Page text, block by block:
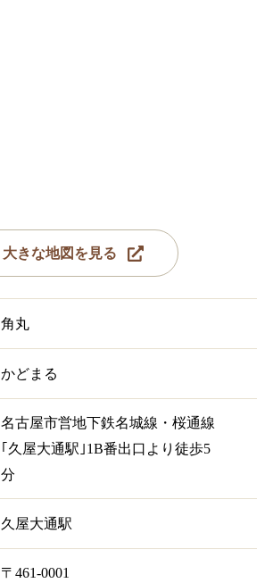
大きな地図を見る
角丸
かどまる
名古屋市営地下鉄名城線・桜通線
｢久屋大通駅｣1B番出口より徒歩5
分
久屋大通駅
〒461-0001